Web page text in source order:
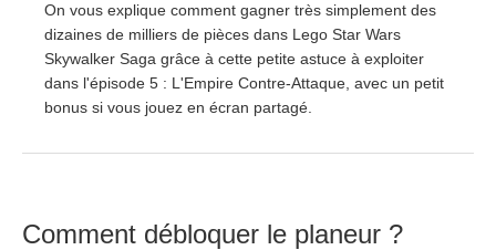
On vous explique comment gagner très simplement des
dizaines de milliers de pièces dans Lego Star Wars
Skywalker Saga grâce à cette petite astuce à exploiter
dans l'épisode 5 : L'Empire Contre-Attaque, avec un petit
bonus si vous jouez en écran partagé.
Comment débloquer le planeur ?